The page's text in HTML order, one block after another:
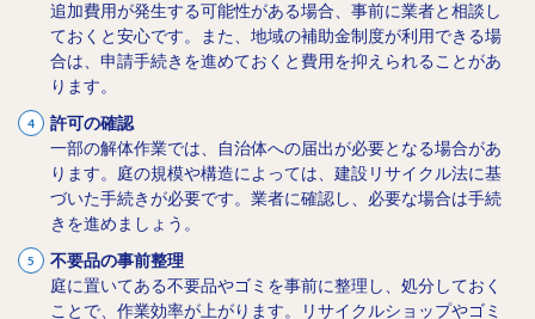
追加費用が発生する可能性がある場合、事前に業者と相談し
ておくと安心です。また、地域の補助金制度が利用できる場
合は、申請手続きを進めておくと費用を抑えられることがあ
ります。
許可の確認
一部の解体作業では、自治体への届出が必要となる場合があ
ります。庭の規模や構造によっては、建設リサイクル法に基
づいた手続きが必要です。業者に確認し、必要な場合は手続
きを進めましょう。
不要品の事前整理
庭に置いてある不要品やゴミを事前に整理し、処分しておく
ことで、作業効率が上がります。リサイクルショップやゴミ